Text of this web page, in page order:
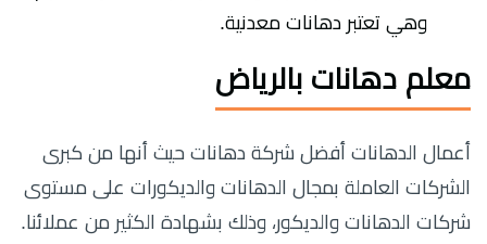
وهي تعتبر دهانات معدنية.
معلم دهانات بالرياض
أعمال الدهانات أفضل شركة دهانات حيث أنها من كبرى
الشركات العاملة بمجال الدهانات والديكورات على مستوى
شركات الدهانات والديكور، وذلك بشهادة الكثير من عملائنا.